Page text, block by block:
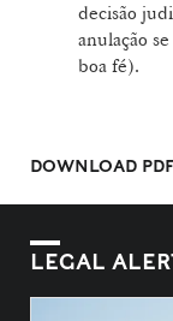
decisão
anulação
boa fé).
DOWNLOAD PDF
LEGAL